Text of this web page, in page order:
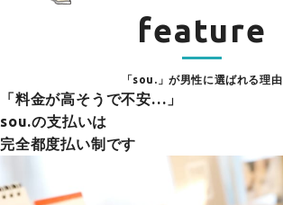
feature
「sou.」が男性に選ばれる理由
「料金が高そうで不安…」
sou.の支払いは
完全都度払い制です